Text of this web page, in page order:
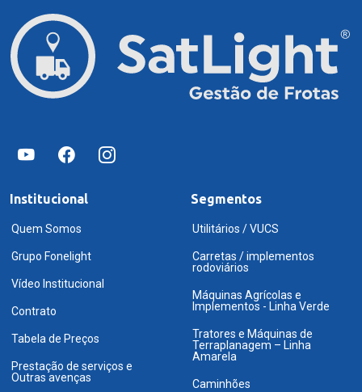
Institucional
Quem Somos
Grupo Fonelight
Vídeo Institucional
Contrato
Tabela de Preços
Prestação de serviços e
Outras avenças
Segmentos
Utilitários / VUCS
Carretas / implementos
rodoviários
Máquinas Agrícolas e
Implementos - Linha Verde
Tratores e Máquinas de
Terraplanagem – Linha
Amarela
Caminhões